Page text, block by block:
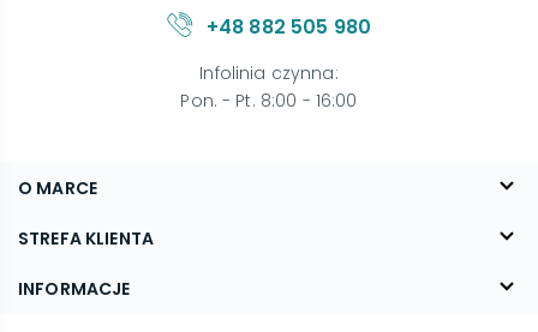
O MARCE
O nas
Blog
STREFA KLIENTA
FAQ
INFORMACJE
+48 882 505 980
Infolinia czynna:
Pon. - Pt. 8:00 - 16:00